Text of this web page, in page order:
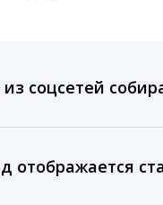
соцсетей
показываем
отображается